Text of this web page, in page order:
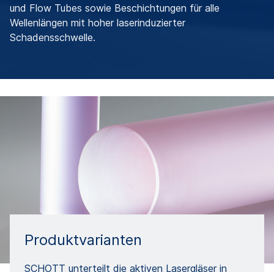
und Flow Tubes sowie Beschichtungen für alle
Wellenlängen mit hoher laserinduzierter
Schadensschwelle.
Produktvarianten
SCHOTT unterteilt die aktiven Lasergläser in